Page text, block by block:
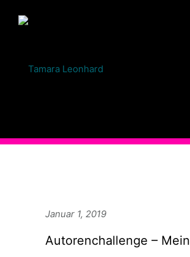
Januar 1, 2019
Autorenchallenge – Mein